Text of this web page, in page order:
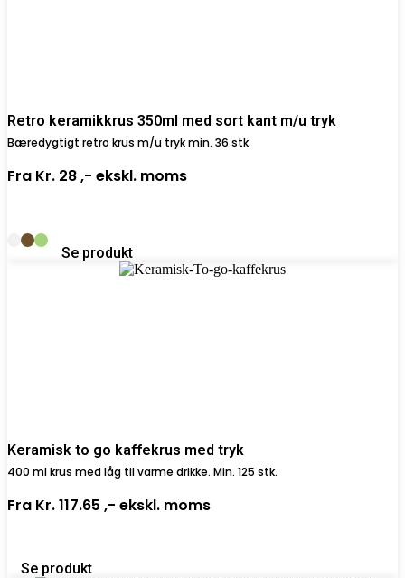
Retro keramikkrus 350ml med sort kant m/u tryk
Bæredygtigt retro krus m/u tryk min. 36 stk
Fra Kr. 28 ,- ekskl. moms
Se produkt
Keramisk to go kaffekrus med tryk
400 ml krus med låg til varme drikke. Min. 125 stk.
Fra Kr. 117.65 ,- ekskl. moms
Se produkt